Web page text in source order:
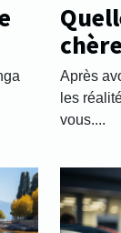
Après
les
vous....